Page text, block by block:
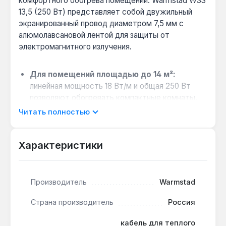
13,5 (250 Вт) представляет собой двужильный
экранированный провод диаметром 7,5 мм с
алюмолавсановой лентой для защиты от
электромагнитного излучения.
Для помещений площадью до 14 м²:
линейная мощность 18 Вт/м и общая 250 Вт
позволяют обогревать компактные комнаты,
кухни или ванные как основной источник тепла.
ламинат, линолеум и ковролин — гибкость в
Монтаж в стяжку 50 мм: рекомендованная
обеспечивает равномерное распределение
Читать полностью
Характеристики
Производитель Warmstad
Страна производитель Россия
кабель для теплого